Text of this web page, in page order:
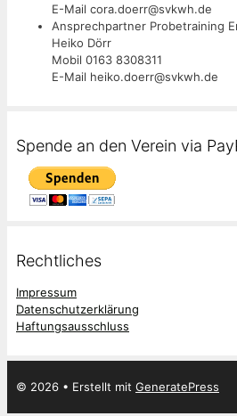
E-Mail cora.doerr@svkwh.de
Ansprechpartner Probetraining
Heiko Dörr
Mobil 0163 8308311
E-Mail heiko.doerr@svkwh.de
Spende an den Verein via
Rechtliches
Impressum
Datenschutzerklärung
Haftungsausschluss
© 2026 • Erstellt mit GeneratePress